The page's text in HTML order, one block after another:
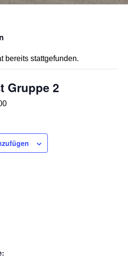
bereits stattgefunden.
Gruppe 2